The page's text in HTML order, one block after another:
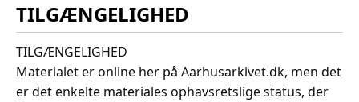
TILGÆNGELIGHED
TILGÆNGELIGHED
Materialet er online her på Aarhusarkivet.dk, men det
er det enkelte materiales ophavsretslige status, der